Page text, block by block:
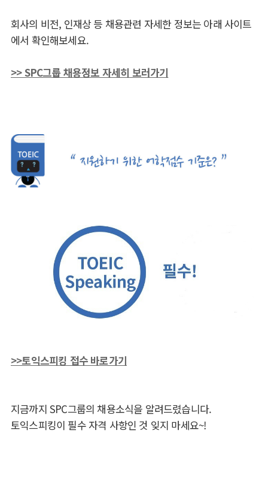
회사의 비전, 인재상 등 채용관련 자세한 정보는 아래 사이트
에서 확인해보세요.
>> SPC그룹 채용정보 자세히 보러가기
>>토익스피킹 접수 바로가기
지금까지 SPC그룹의 채용소식을 알려드렸습니다.
토익스피킹이 필수 자격 사항인 것 잊지 마세요~!